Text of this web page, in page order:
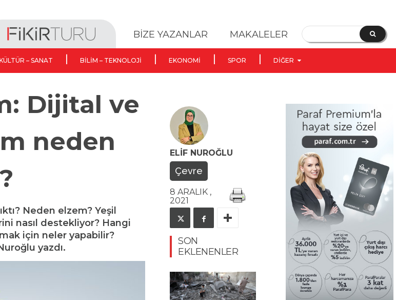
BİZE YAZANLAR MAKALELER
– SANAT BILIM – TEKNOLOJI EKONOMI SPOR DIĞER
Dijital ve
neden
Neden elzem? Yeşil
nasıl destekliyor? Hangi
için neler yapabilir?
yazdı.
ELIF NUROĞLU
Çevre
8 ARALIK ,
2021
SON
EKLENENLER